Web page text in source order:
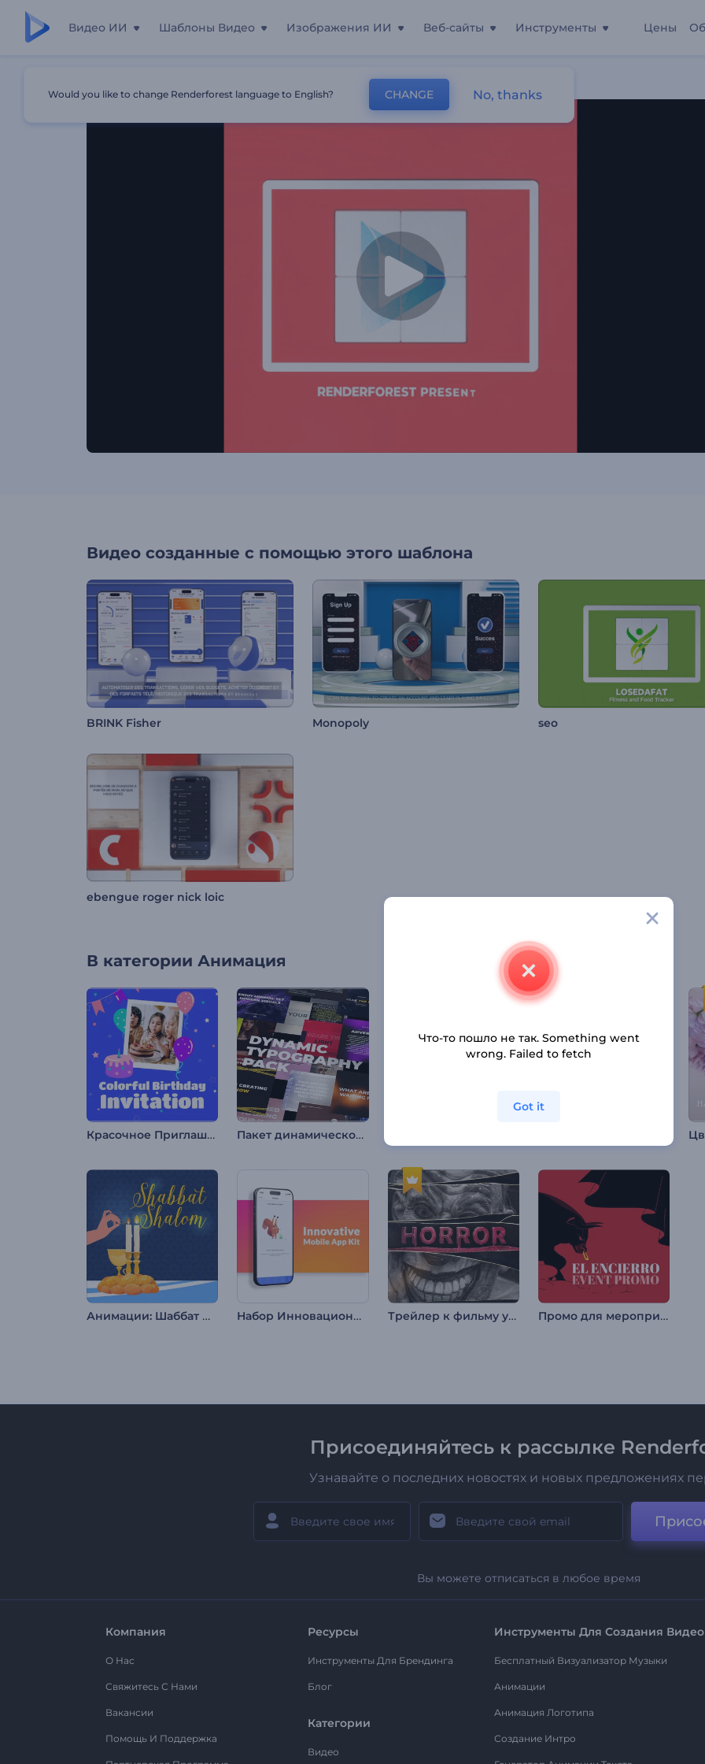
Видео ИИ Шаблоны Видео Изображения ИИ Веб-сайты Инструменты Цены
Яркое Промо Для Мобильного Приложения
Видео созданные с помощью этого шаблона
BRINK Fisher Monopoly seo
ebengue roger nick loic
В категории Анимация
Красочное Приглашение на День Рождения Пакет динамической типографики
Анимации: Шаббат шалом Набор Инновационных Мобильных Приложений Трейлер к фильму ужасов Промо для мероприятия на Эль Энсьерро
Присоединяйтесь к рассылке
Узнавайте о последних новостях и новых предложениях
Вы можете отписаться в любое время
Компания
О Нас
Свяжитесь С Нами
Вакансии
Помощь И Поддержка
Ресурсы
Инструменты Для Брендинга
Блог
Категории
Видео
Инструменты Для Создания Видео
Бесплатный Визуализатор Музыки
Анимации
Анимация Логотипа
Создание Интро
Would you like to change Renderforest language to English? CHANGE No, thanks
Что-то пошло не так. Something went
wrong. Failed to fetch
Got it